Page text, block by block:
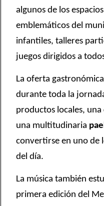
algunos de los
emblemáticos del
infantiles, talleres
juegos dirigidos a
La oferta
durante toda la
productos locales,
una multitudinaria
convertirse en uno de
del día.
La música también
primera edición del